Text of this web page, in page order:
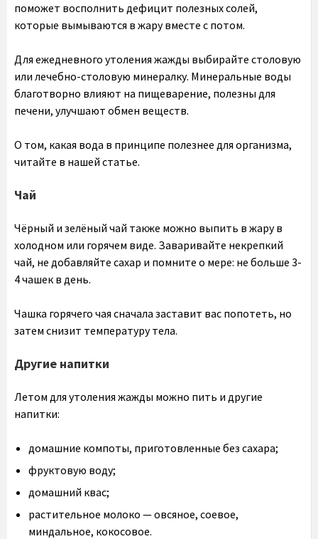
поможет восполнить дефицит полезных солей,
которые вымываются в жару вместе с потом.
Для ежедневного утоления жажды выбирайте столовую
или лечебно-столовую минералку. Минеральные воды
благотворно влияют на пищеварение, полезны для
печени, улучшают обмен веществ.
О том, какая вода в принципе полезнее для организма,
читайте в нашей статье.
Чай
Чёрный и зелёный чай также можно выпить в жару в
холодном или горячем виде. Заваривайте некрепкий
чай, не добавляйте сахар и помните о мере: не больше 3-
4 чашек в день.
Чашка горячего чая сначала заставит вас попотеть, но
затем снизит температуру тела.
Другие напитки
Летом для утоления жажды можно пить и другие
напитки:
домашние компоты, приготовленные без сахара;
фруктовую воду;
домашний квас;
растительное молоко — овсяное, соевое,
миндальное, кокосовое.